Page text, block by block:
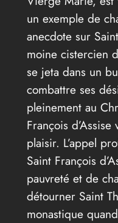
un exemple de
anecdote sur
moine cistercien
se jeta dans un
combattre ses
pleinement au
François
plaisir. L’appel
Saint François
pauvreté et de
détourner Saint
monastique